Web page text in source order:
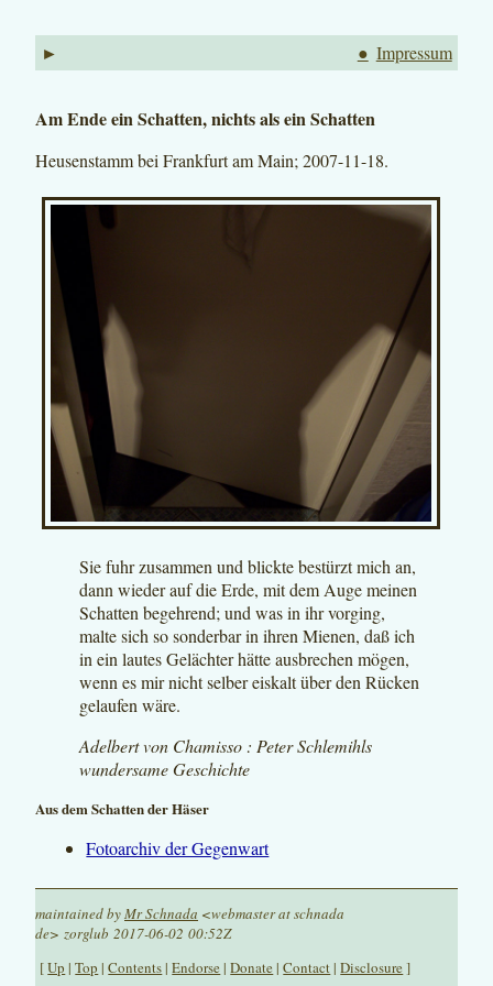
► ● Impressum
Am Ende ein Schatten, nichts als ein Schatten
Heusenstamm bei Frankfurt am Main; 2007-11-18.
Sie fuhr zusammen und blickte bestürzt mich an,
dann wieder auf die Erde, mit dem Auge meinen
Schatten begehrend; und was in ihr vorging,
malte sich so sonderbar in ihren Mienen, daß ich
in ein lautes Gelächter hätte ausbrechen mögen,
wenn es mir nicht selber eiskalt über den Rücken
gelaufen wäre.
Adelbert von Chamisso : Peter Schlemihls
wundersame Geschichte
Aus dem Schatten der Häser
Fotoarchiv der Gegenwart
maintained byMr Schnada <webmaster at schnada
de> zorglub 2017-06-02 00:52Z
[Up |Top |Contents|Endorse|Donate|Contact|Disclosure]